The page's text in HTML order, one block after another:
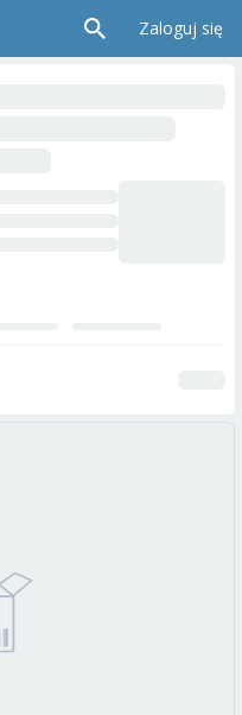
Zaloguj się